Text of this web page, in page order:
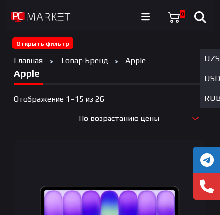
0
UZS
USD
RUB
Открыть фильтр
Главная Товар Бренд Apple
Apple
Отображение 1–15 из 26Цены:
возрастанию
По возрастанию цены